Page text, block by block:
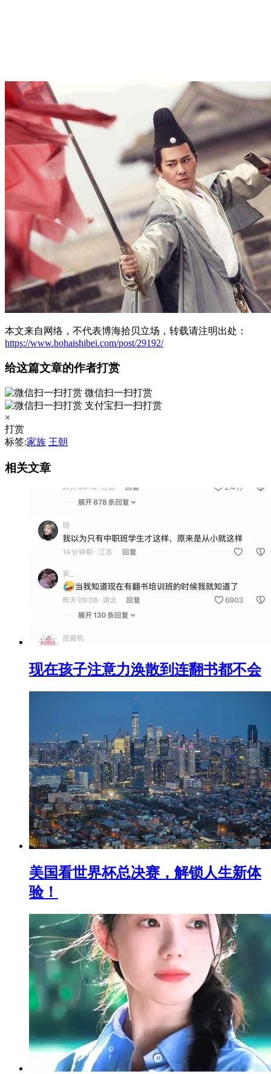
本文来自网络，不代表博海拾贝立场，转载请注明出处：
https://www.bohaishibei.com/post/29192/
给这篇文章的作者打赏
微信扫一扫打赏
支付宝扫一扫打赏
×
打赏
标签:家族 王朝
相关文章
现在孩子注意力涣散到连翻书都不会
美国看世界杯总决赛，解锁人生新体
验！